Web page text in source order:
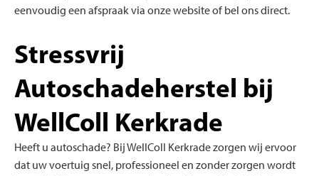
eenvoudig een afspraak via onze website of bel ons direct.
Stressvrij
Autoschadeherstel bij
WellColl Kerkrade
Heeft u autoschade? Bij WellColl Kerkrade zorgen wij ervoor
dat uw voertuig snel, professioneel en zonder zorgen wordt